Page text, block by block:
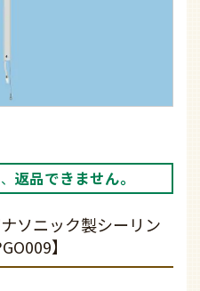
返品できません。
ソニック製シーリン
】